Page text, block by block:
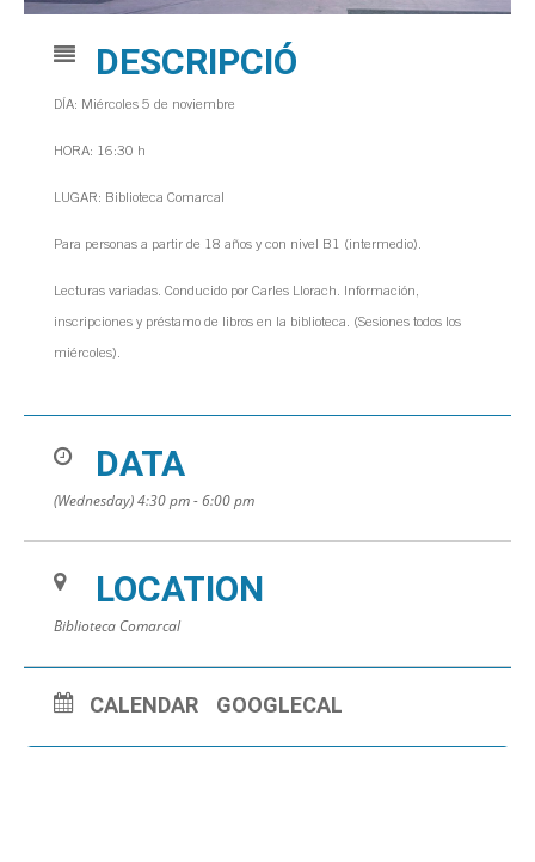
DESCRIPCIÓ
DÍA: Miércoles 5 de noviembre
HORA: 16:30 h
LUGAR: Biblioteca Comarcal
Para personas a partir de 18 años y con nivel B1 (intermedio).
Lecturas variadas. Conducido por Carles Llorach. Información,
inscripciones y préstamo de libros en la biblioteca. (Sesiones todos los
miércoles).
DATA
(Wednesday) 4:30 pm - 6:00 pm
LOCATION
Biblioteca Comarcal
CALENDAR GOOGLECAL